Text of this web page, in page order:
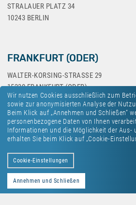
Wir nutzen Cookies ausschließlich zum
sowie zur anonymisierten Analyse der
Beim Klick auf „Annehmen und Schließen“
personenbezogene Daten von Ihnen
Informationen und die Möglichkeit der Aus-
erhalten Sie beim Klick auf „Cookie-
Cookie-Einstellungen
Annehmen und Schließen
STRALAUER PLATZ 34
10243 BERLIN
FRANKFURT (ODER)
WALTER-KORSING-STRASSE 29
15230 FRANKFURT (ODER)